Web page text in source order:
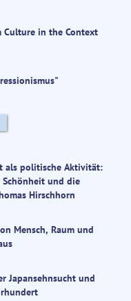
Culture in the Context
als politische Aktivität:
und die
Hirschhorn
Mensch, Raum und
Japansehnsucht und